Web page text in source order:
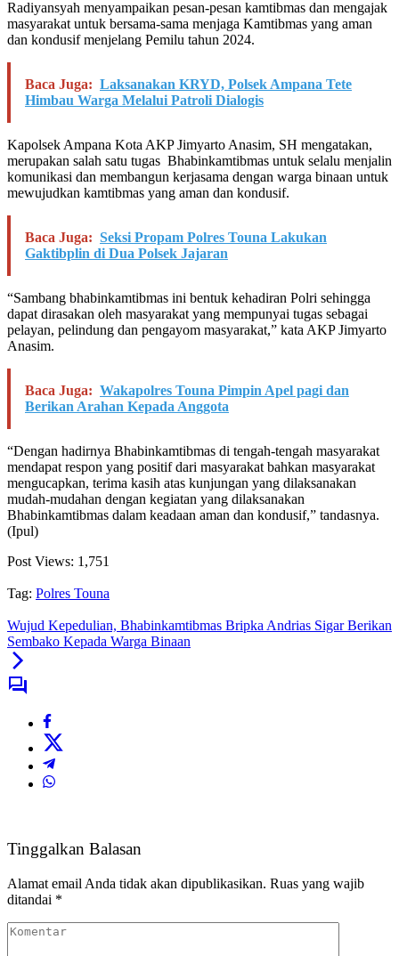
Radiyansyah menyampaikan pesan-pesan kamtibmas dan mengajak
masyarakat untuk bersama-sama menjaga Kamtibmas yang aman
dan kondusif menjelang Pemilu tahun 2024.
Baca Juga: Laksanakan KRYD, Polsek Ampana Tete
Himbau Warga Melalui Patroli Dialogis
Kapolsek Ampana Kota AKP Jimyarto Anasim, SH mengatakan,
merupakan salah satu tugas Bhabinkamtibmas untuk selalu menjalin
komunikasi dan membangun kerjasama dengan warga binaan untuk
mewujudkan kamtibmas yang aman dan kondusif.
Baca Juga: Seksi Propam Polres Touna Lakukan
Gaktibplin di Dua Polsek Jajaran
“Sambang bhabinkamtibmas ini bentuk kehadiran Polri sehingga
dapat dirasakan oleh masyarakat yang mempunyai tugas sebagai
pelayan, pelindung dan pengayom masyarakat,” kata AKP Jimyarto
Anasim.
Baca Juga: Wakapolres Touna Pimpin Apel pagi dan
Berikan Arahan Kepada Anggota
“Dengan hadirnya Bhabinkamtibmas di tengah-tengah masyarakat
mendapat respon yang positif dari masyarakat bahkan masyarakat
mengucapkan, terima kasih atas kunjungan yang dilaksanakan
mudah-mudahan dengan kegiatan yang dilaksanakan
Bhabinkamtibmas dalam keadaan aman dan kondusif,” tandasnya.
(Ipul)
Post Views: 1,751
Tag: Polres Touna
Wujud Kepedulian, Bhabinkamtibmas Bripka Andrias Sigar Berikan
Sembako Kepada Warga Binaan
Tinggalkan Balasan
Alamat email Anda tidak akan dipublikasikan. Ruas yang wajib
ditandai *